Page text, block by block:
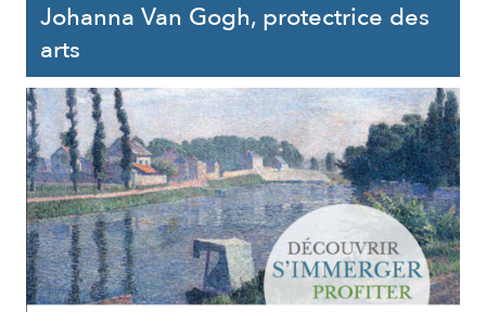
Johanna Van Gogh, protectrice des
arts